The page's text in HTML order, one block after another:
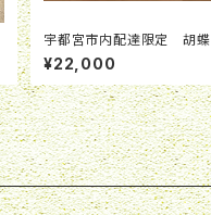
宇都宮市内配達限定 胡蝶
蘭鉢３本立ち 36~42輪
¥22,000